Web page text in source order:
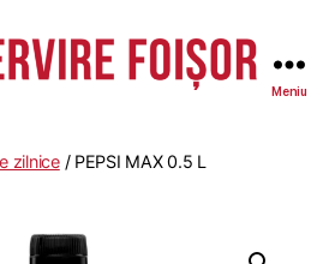
-
Meniu
zilnice/ PEPSI MAX 0.5 L